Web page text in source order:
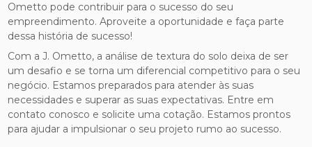
Ometto pode contribuir para o sucesso do seu
empreendimento. Aproveite a oportunidade e faça parte
dessa história de sucesso!
Com a J. Ometto, a análise de textura do solo deixa de ser
um desafio e se torna um diferencial competitivo para o seu
negócio. Estamos preparados para atender às suas
necessidades e superar as suas expectativas. Entre em
contato conosco e solicite uma cotação. Estamos prontos
para ajudar a impulsionar o seu projeto rumo ao sucesso.